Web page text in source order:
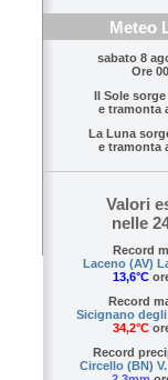
Meteo
sabato 8
Ore
Il Sole
e tramonta
La Luna
e tramonta
Valori
nelle
Record
Laceno (AV)
13,6°C
Record
Sicignano
34,2°C
Record
Circello (BN)